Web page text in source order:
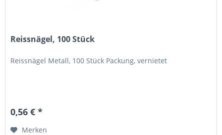
Reissnägel, 100 Stück
Reissnägel Metall, 100 Stück Packung, vernietet
0,56 € *
Merken